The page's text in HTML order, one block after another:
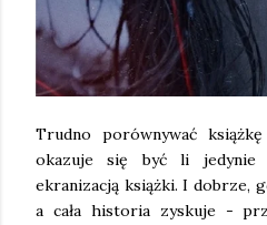
Trudno porównywać
okazuje się być li jedynie
ekranizacją książki. I dobrze,
a cała historia zyskuje -